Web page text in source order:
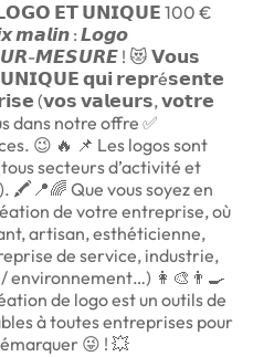
𝗘𝗧 𝗨𝗡𝗜𝗤𝗨𝗘 100 €
𝙢𝙖𝙡𝙞𝙣 : 𝙇𝙤𝙜𝙤
𝙈𝙀𝙎𝙐𝙍𝙀 ! 😻 𝗩𝗼𝘂𝘀
𝗾𝘂𝗶 𝗿𝗲𝗽𝗿é𝘀𝗲𝗻𝘁𝗲
(𝘃𝗼𝘀 𝘃𝗮𝗹𝗲𝘂𝗿𝘀, 𝘃𝗼𝘁𝗿𝗲
dans notre offre ✅
😉 🔥 📌 Les logos sont
secteurs d’activité et
🖍️📍🌈 Que vous soyez en
de votre entreprise, où
artisan, esthéticienne,
de service, industrie,
environnement…) 👩‍🎨👨‍🍳
de logo est un outils de
à toutes entreprises pour
😜 ! 💥